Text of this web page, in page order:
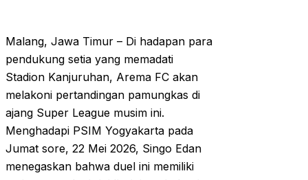
Malang, Jawa Timur – Di hadapan para
pendukung setia yang memadati
Stadion Kanjuruhan, Arema FC akan
melakoni pertandingan pamungkas di
ajang Super League musim ini.
Menghadapi PSIM Yogyakarta pada
Jumat sore, 22 Mei 2026, Singo Edan
menegaskan bahwa duel ini memiliki